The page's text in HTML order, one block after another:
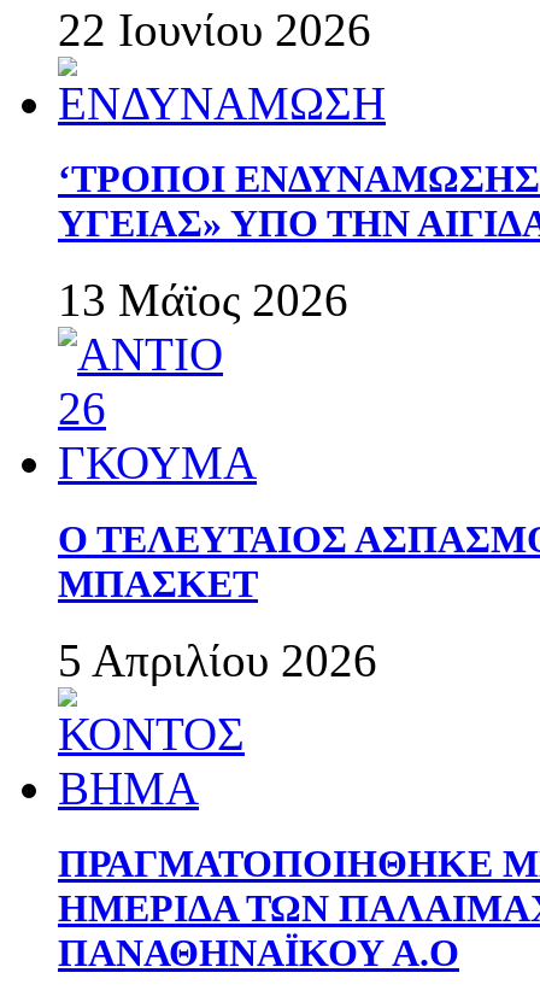
22 Ιουνίου 2026
‘ΤΡΟΠΟΙ
ΥΓΕΙΑΣ» ΥΠΟ ΤΗΝ
13 Μάϊος 2026
Ο ΤΕΛΕΥΤΑΙΟΣ
ΜΠΑΣΚΕΤ
5 Απριλίου 2026
ΠΡΑΓΜΑΤΟΠΟΙΗΘΗΚΕ
ΗΜΕΡΙΔΑ ΤΩΝ
ΠΑΝΑΘΗΝΑΪΚΟΥ Α.Ο